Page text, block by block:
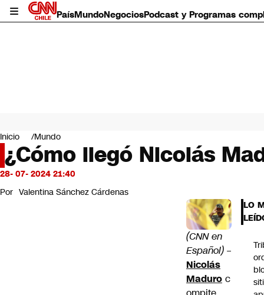
PaísMundoNegociosPodcast y Programas
Mundo
Negocios
Deportes
Programas completos
Servicios
Inicio Mundo
¿Cómo llegó Nicolás
28- 07- 2024 21:40
Por Valentina Sánchez Cárdenas
(CNN en
Español) –
Nicolás
Maduro c
LO